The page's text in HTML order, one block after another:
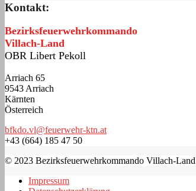
Kontakt:
Bezirksfeuerwehrkommando
Villach-Land
OBR Libert Pekoll
Arriach 65
9543 Arriach
Kärnten
Österreich
bfkdo.vl@feuerwehr-ktn.at
+43 (664) 185 47 50
© 2023 Bezirksfeuerwehrkommando Villach-Land
Impressum